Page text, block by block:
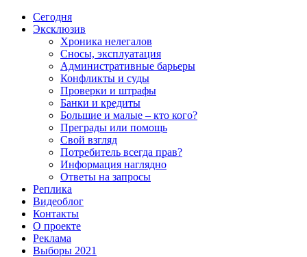
Сегодня
Эксклюзив
Хроника нелегалов
Сносы, эксплуатация
Административные барьеры
Конфликты и суды
Проверки и штрафы
Банки и кредиты
Большие и малые – кто кого?
Преграды или помощь
Свой взгляд
Потребитель всегда прав?
Информация наглядно
Ответы на запросы
Реплика
Видеоблог
Контакты
О проекте
Реклама
Выборы 2021